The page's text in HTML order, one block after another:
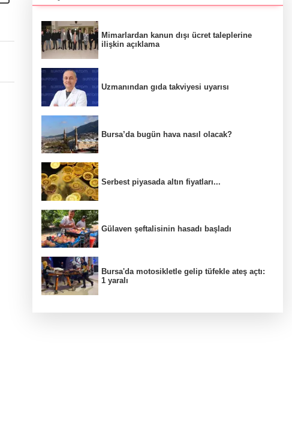
Mimarlardan kanun dışı ücret taleplerine
ilişkin açıklama
Uzmanından gıda takviyesi uyarısı
Bursa’da bugün hava nasıl olacak?
Serbest piyasada altın fiyatları...
Gülaven şeftalisinin hasadı başladı
Bursa'da motosikletle gelip tüfekle ateş açtı:
1 yaralı